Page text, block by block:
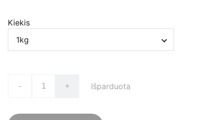
Kiekis
- + Išparduota